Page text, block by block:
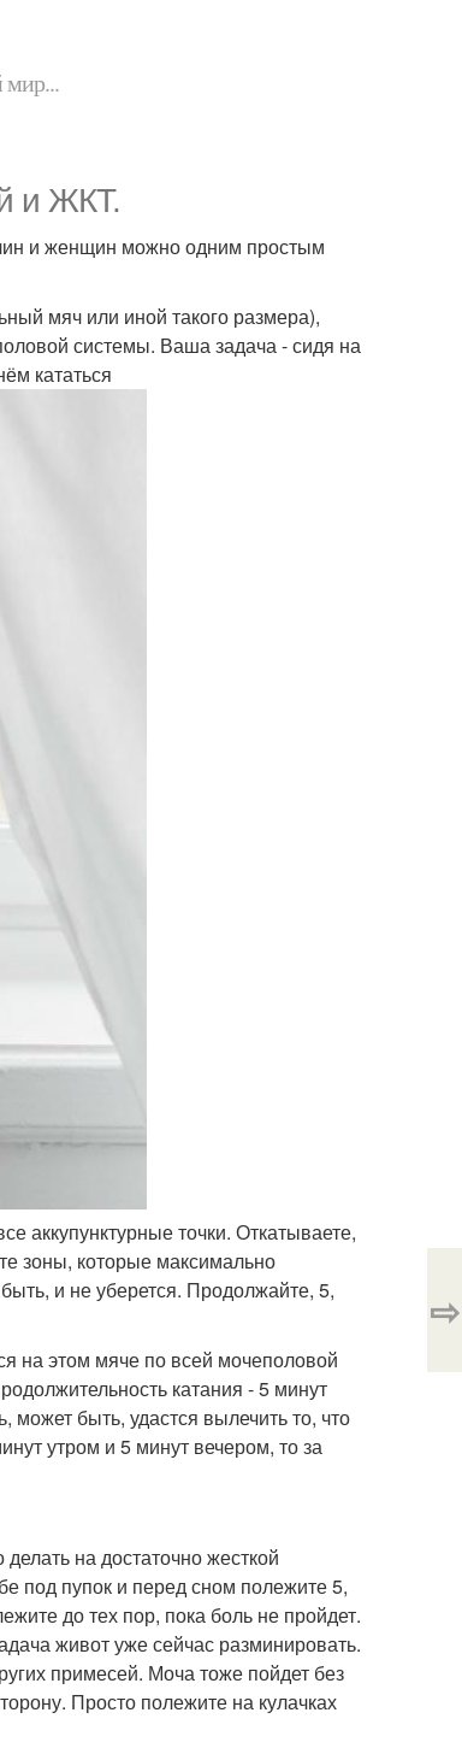
мир...
и ЖКТ.
и женщин можно одним простым
мяч или иной такого размера),
системы. Ваша задача - сидя на
кататься
аккупунктурные точки. Откатываете,
зоны, которые максимально
и не уберется. Продолжайте, 5,
на этом мяче по всей мочеполовой
катания - 5 минут
может быть, удастся вылечить то, что
утром и 5 минут вечером, то за
на достаточно жесткой
под пупок и перед сном полежите 5,
до тех пор, пока боль не пройдет.
живот уже сейчас разминировать.
примесей. Моча тоже пойдет без
Просто полежите на кулачках
⇨